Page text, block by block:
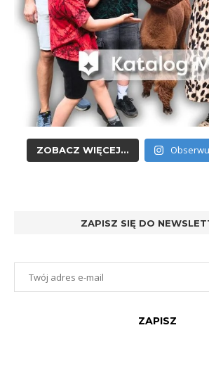
ZOBACZ WIĘCEJ...
ZAPISZ SIĘ DO